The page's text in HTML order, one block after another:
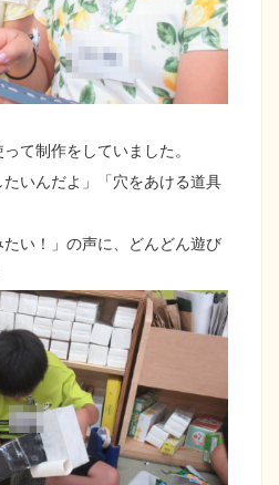
て制作をしていました。
たいんだよ」「穴をあける道具
い！」の声に、どんどん遊び